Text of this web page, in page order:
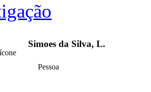
Simoes da Silva, L.
Pessoa